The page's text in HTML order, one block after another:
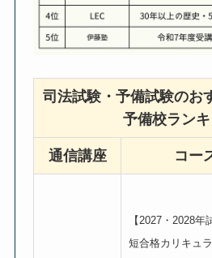
司法試験・予備試験のお
予備校ラン
通信講座 コー
【2027・2028
短合格カリキュ